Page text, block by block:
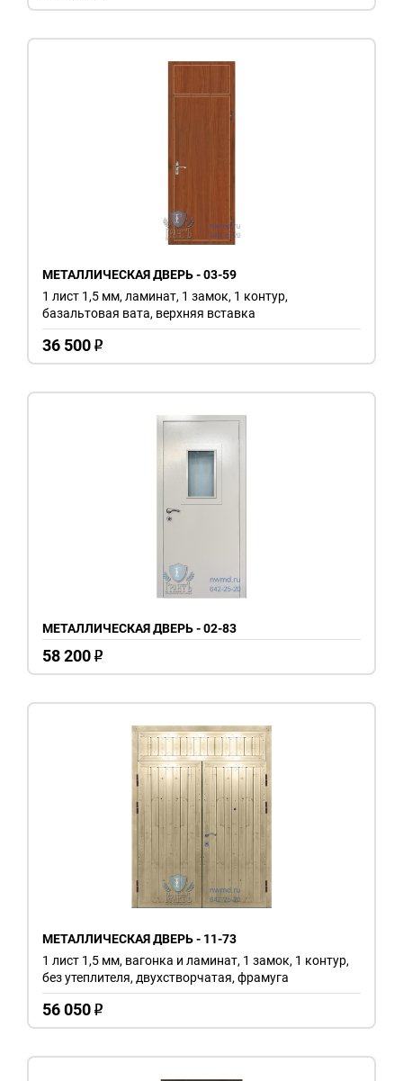
МЕТАЛЛИЧЕСКАЯ ДВЕРЬ - 03-59
36 500 o
1 лист 1,5 мм, ламинат, 1 замок, 1 контур,
базальтовая вата, верхняя вставка
МЕТАЛЛИЧЕСКАЯ ДВЕРЬ - 02-83
58 200 o
МЕТАЛЛИЧЕСКАЯ ДВЕРЬ - 11-73
56 050 o
1 лист 1,5 мм, вагонка и ламинат, 1 замок, 1 контур,
без утеплителя, двухстворчатая, фрамуга